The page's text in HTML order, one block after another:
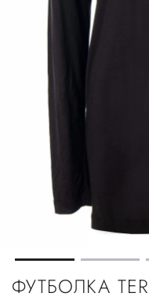
ФУТБОЛКА